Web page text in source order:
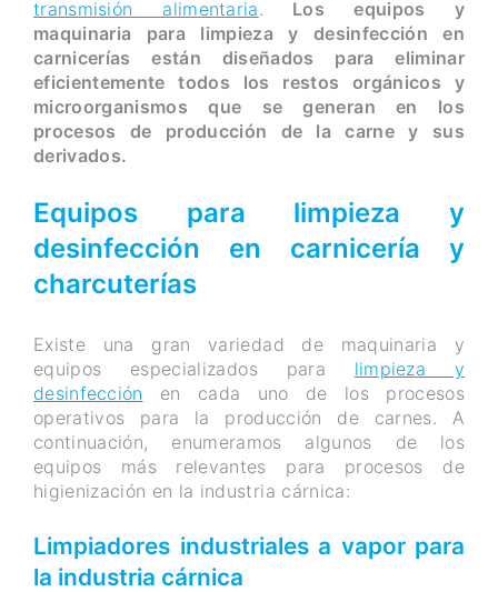
transmisión alimentaria. Los equipos y
maquinaria para limpieza y desinfección en
carnicerías están diseñados para eliminar
eficientemente todos los restos orgánicos y
microorganismos que se generan en los
procesos de producción de la carne y sus
derivados.
Equipos para limpieza y
desinfección en carnicería y
charcuterías
Existe una gran variedad de maquinaria y
equipos especializados para limpieza y
desinfección en cada uno de los procesos
operativos para la producción de carnes. A
continuación, enumeramos algunos de los
equipos más relevantes para procesos de
higienización en la industria cárnica:
Limpiadores industriales a vapor para
la industria cárnica